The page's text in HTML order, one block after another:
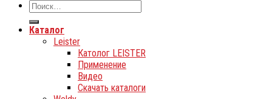
Каталог
Leister
Католог LEISTER
Применение
Видео
Скачать каталоги